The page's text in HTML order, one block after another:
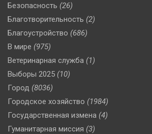
Безопасность (26)
Благотворительность (2)
Благоустройство (686)
В мире (975)
Ветеринарная служба (1)
Выборы 2025 (10)
Город (8036)
Городское хозяйство (1984)
Государственная измена (4)
Гуманитарная миссия (3)